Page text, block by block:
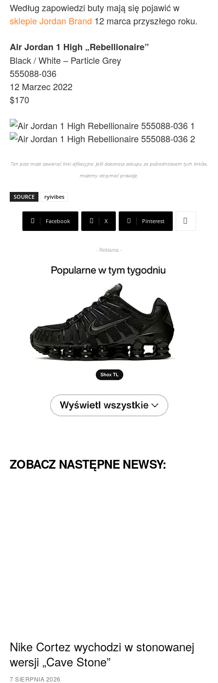
Według zapowiedzi buty mają się pojawić w
sklepie Jordan Brand 12 marca przyszłego roku.
Air Jordan 1 High „Rebellionaire”
Black / White – Particle Grey
555088-036
12 Marzec 2022
$170
Ten post może zawierać linki afiliacyjne. Jeśli dokonasz zakupu za pośrednictwem tych linków,
możemy otrzymać prowizję.
SOURCE ryivibes
Facebook X Pinterest
- Reklama -
ZOBACZ NASTĘPNE NEWSY:
Nike Cortez wychodzi w stonowanej
wersji „Cave Stone”
7 SIERPNIA 2026